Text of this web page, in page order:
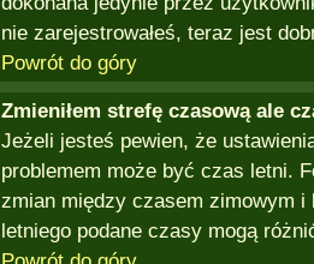
nie zarejestrowałeś, teraz jest
Powrót do góry
Zmieniłem strefę czasową ale
Jeżeli jesteś pewien, że
problemem może być czas letni.
zmian między czasem zimowym
letniego podane czasy mogą